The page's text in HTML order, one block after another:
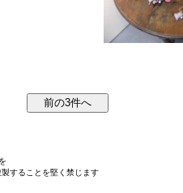
することを堅く禁じます